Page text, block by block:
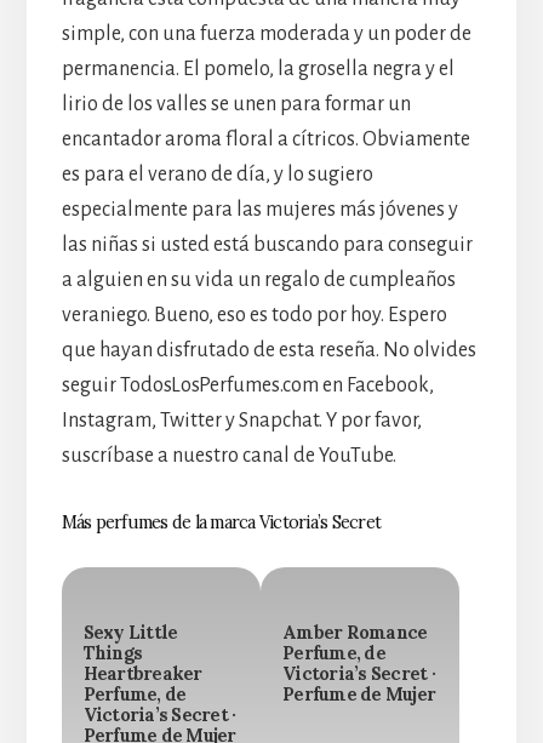
simple, con una fuerza moderada y un poder de
permanencia. El pomelo, la grosella negra y el
lirio de los valles se unen para formar un
encantador aroma floral a cítricos. Obviamente
es para el verano de día, y lo sugiero
especialmente para las mujeres más jóvenes y
las niñas si usted está buscando para conseguir
a alguien en su vida un regalo de cumpleaños
veraniego. Bueno, eso es todo por hoy. Espero
que hayan disfrutado de esta reseña. No olvides
seguir TodosLosPerfumes.com en Facebook,
Instagram, Twitter y Snapchat. Y por favor,
suscríbase a nuestro canal de YouTube.
Más perfumes de la marca Victoria’s Secret
Sexy Little
Things
Heartbreaker
Perfume, de
Victoria’s Secret ·
Perfume de Mujer
Amber Romance
Perfume, de
Victoria’s Secret ·
Perfume de Mujer